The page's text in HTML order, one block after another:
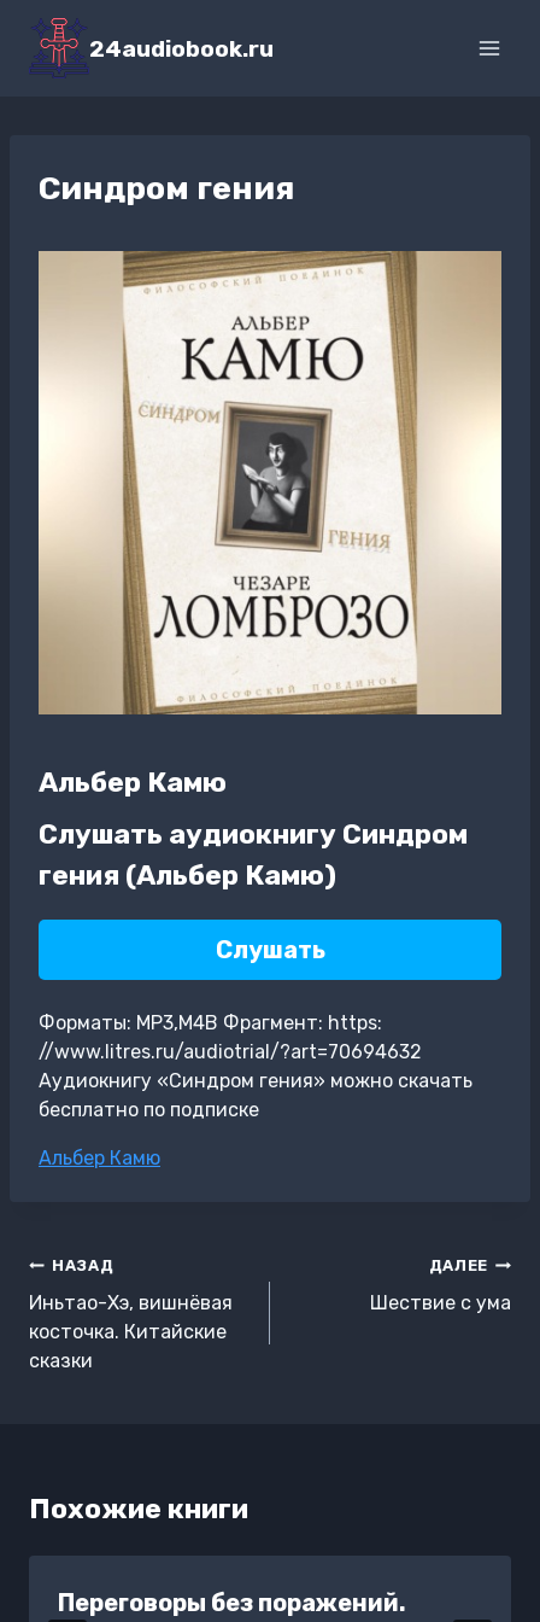
Перейти
содержимому
24audiobook.ru
Синдром гения
Альбер Камю
Слушать аудиокнигу Синдром
гения (Альбер Камю)
Слушать
Форматы: MP3,M4B Фрагмент: https:
//www.litres.ru/audiotrial/?art=70694632
Аудиокнигу «Синдром гения» можно скачать
бесплатно по подписке
Метки
Альбер Камю
Навигация
по
записям
НАЗАД
Иньтао-Хэ, вишнёвая
косточка. Китайские
сказки
ДАЛЕЕ
Шествие с ума
Похожие книги
Переговоры без поражений.